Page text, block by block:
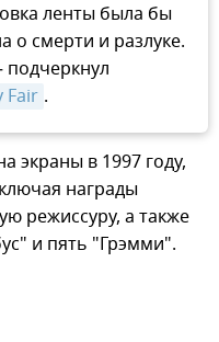
ленты была бы
о смерти и разлуке.
Fair .
в 1997 году,
награды
режиссуру, а также
и пять "Грэмми".